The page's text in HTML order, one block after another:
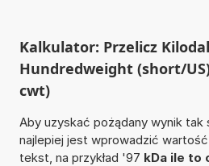
Kalkulator: Przelicz
Hundredweight (short/
cwt)
Aby uzyskać pożądany wynik tak
najlepiej jest wprowadzić
tekst, na przykład '97 kDa ile to